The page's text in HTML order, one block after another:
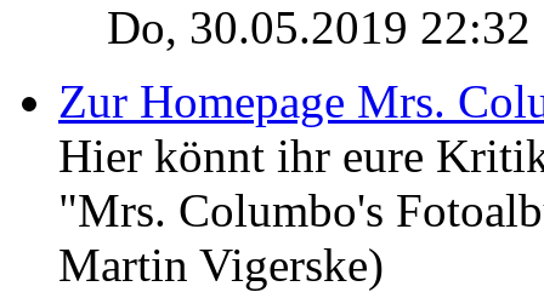
Do, 30.05.2019 22:32
Zur Homepage Mrs.
Hier könnt ihr eure
"Mrs. Columbo's
Martin Vigerske)